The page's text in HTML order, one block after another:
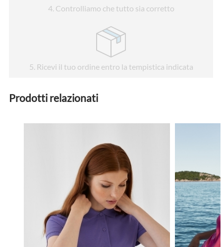
4. Controlliamo che tutto sia corretto
5. Ricevi il tuo ordine entro la tempistica indicata
Prodotti relazionati